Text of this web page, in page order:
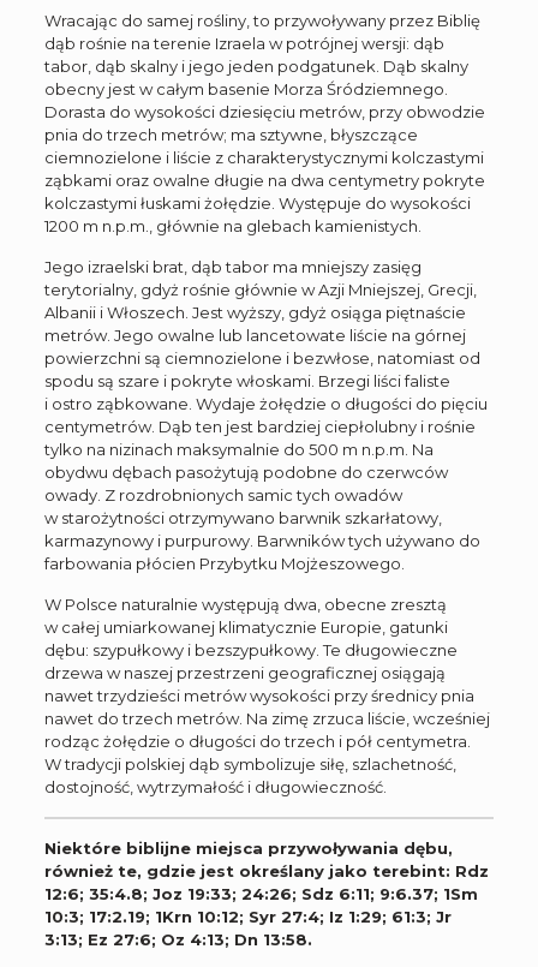
Wracając do samej rośliny, to przywoływany przez Biblię
dąb rośnie na terenie Izraela w potrójnej wersji: dąb
tabor, dąb skalny i jego jeden podgatunek. Dąb skalny
obecny jest w całym basenie Morza Śródziemnego.
Dorasta do wysokości dziesięciu metrów, przy obwodzie
pnia do trzech metrów; ma sztywne, błyszczące
ciemnozielone i liście z charakterystycznymi kolczastymi
ząbkami oraz owalne długie na dwa centymetry pokryte
kolczastymi łuskami żołędzie. Występuje do wysokości
1200 m n.p.m., głównie na glebach kamienistych.
Jego izraelski brat, dąb tabor ma mniejszy zasięg
terytorialny, gdyż rośnie głównie w Azji Mniejszej, Grecji,
Albanii i Włoszech. Jest wyższy, gdyż osiąga piętnaście
metrów. Jego owalne lub lancetowate liście na górnej
powierzchni są ciemnozielone i bezwłose, natomiast od
spodu są szare i pokryte włoskami. Brzegi liści faliste
i ostro ząbkowane. Wydaje żołędzie o długości do pięciu
centymetrów. Dąb ten jest bardziej ciepłolubny i rośnie
tylko na nizinach maksymalnie do 500 m n.p.m. Na
obydwu dębach pasożytują podobne do czerwców
owady. Z rozdrobnionych samic tych owadów
w starożytności otrzymywano barwnik szkarłatowy,
karmazynowy i purpurowy. Barwników tych używano do
farbowania płócien Przybytku Mojżeszowego.
W Polsce naturalnie występują dwa, obecne zresztą
w całej umiarkowanej klimatycznie Europie, gatunki
dębu: szypułkowy i bezszypułkowy. Te długowieczne
drzewa w naszej przestrzeni geograficznej osiągają
nawet trzydzieści metrów wysokości przy średnicy pnia
nawet do trzech metrów. Na zimę zrzuca liście, wcześniej
rodząc żołędzie o długości do trzech i pół centymetra.
W tradycji polskiej dąb symbolizuje siłę, szlachetność,
dostojność, wytrzymałość i długowieczność.
Niektóre biblijne miejsca przywoływania dębu,
również te, gdzie jest określany jako terebint: Rdz
12:6; 35:4.8; Joz 19:33; 24:26; Sdz 6:11; 9:6.37; 1Sm
10:3; 17:2.19; 1Krn 10:12; Syr 27:4; Iz 1:29; 61:3; Jr
3:13; Ez 27:6; Oz 4:13; Dn 13:58.